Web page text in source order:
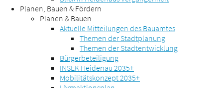
Planen, Bauen & Fördern
Planen & Bauen
Aktuelle Mitteilungen des Bauamtes
Themen der Stadtplanung
Themen der Stadtentwicklung
Bürgerbeteiligung
INSEK Heidenau 2035+
Mobilitätskonzept 2035+